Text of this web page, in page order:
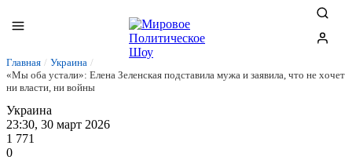
Главная / Украина /
«Мы оба устали»: Елена Зеленская подставила мужа и заявила, что не хочет
ни власти, ни войны
Украина
23:30, 30 март 2026
1 771
0